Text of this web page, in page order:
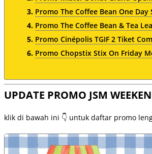
Promo The Coffee Bean One Day
Promo The Coffee Bean & Tea
Promo Cinépolis TGIF 2 Tiket
Promo Chopstix Stix On Friday
UPDATE PROMO JSM
klik di bawah ini 👇 untuk daftar promo